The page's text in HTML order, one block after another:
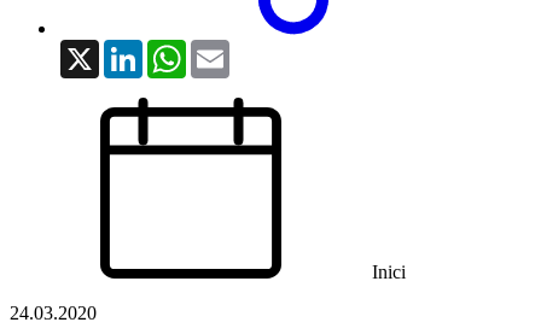
X LinkedInWhatsApp
Inici
24.03.2020